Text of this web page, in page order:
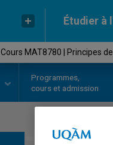
Étudier à
Cours MAT8780 | Principes
Programmes,
cours et admission